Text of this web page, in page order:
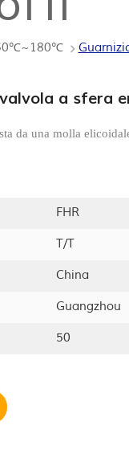
a sfera
da una molla
FHR
T/T
China
Guangzhou
50